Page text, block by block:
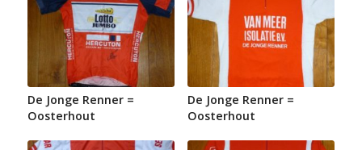
De Jonge Renner =
Oosterhout
De Jonge Renner =
Oosterhout